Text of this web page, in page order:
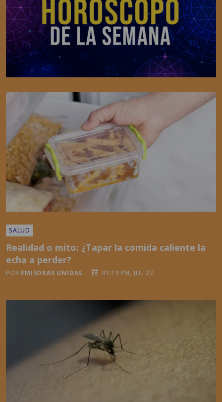
SALUD
Realidad o mito: ¿Tapar la comida caliente la
echa a perder?
POR EMISORAS UNIDAS 01:19 PM, JUL 22